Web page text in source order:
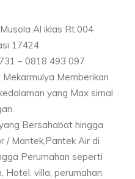
Al iklas Rt.004
17424
– 0818 493 097
Memberikan
yang Max simal
Bersahabat hingga
/ Mantek,Pantek Air di
Perumahan seperti
Hotel, villa, perumahan,